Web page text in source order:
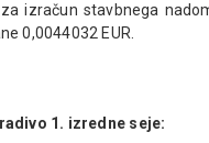
izračun stavbnega
0,0044032 EUR.
1. izredne seje: